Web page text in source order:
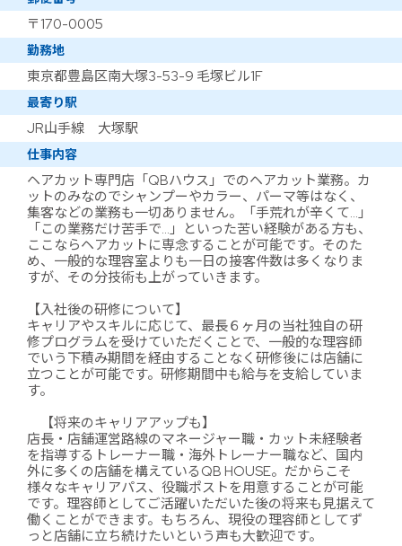
〒170-0005
勤務地
東京都豊島区南大塚3-53-9 毛塚ビル1F
最寄り駅
JR山手線 大塚駅
仕事内容
ヘアカット専門店「QBハウス」でのヘアカット業務。カ
ットのみなのでシャンプーやカラー、パーマ等はなく、
集客などの業務も一切ありません。「手荒れが辛くて…」
「この業務だけ苦手で…」といった苦い経験がある方も、
ここならヘアカットに専念することが可能です。そのた
め、一般的な理容室よりも一日の接客件数は多くなりま
すが、その分技術も上がっていきます。
【入社後の研修について】
キャリアやスキルに応じて、最長６ヶ月の当社独自の研
修プログラムを受けていただくことで、一般的な理容師
でいう下積み期間を経由することなく研修後には店舗に
立つことが可能です。研修期間中も給与を支給していま
す。
【将来のキャリアアップも】
店長・店舗運営路線のマネージャー職・カット未経験者
を指導するトレーナー職・海外トレーナー職など、国内
外に多くの店舗を構えているQB HOUSE。だからこそ
様々なキャリアパス、役職ポストを用意することが可能
です。理容師としてご活躍いただいた後の将来も見据えて
働くことができます。もちろん、現役の理容師としてず
っと店舗に立ち続けたいという声も大歓迎です。